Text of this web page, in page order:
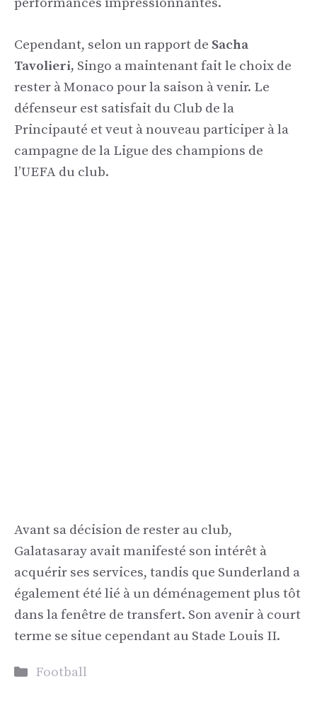
performances impressionnantes.
Cependant, selon un rapport de Sacha
Tavolieri, Singo a maintenant fait le choix de
rester à Monaco pour la saison à venir. Le
défenseur est satisfait du Club de la
Principauté et veut à nouveau participer à la
campagne de la Ligue des champions de
l’UEFA du club.
Avant sa décision de rester au club,
Galatasaray avait manifesté son intérêt à
acquérir ses services, tandis que Sunderland a
également été lié à un déménagement plus tôt
dans la fenêtre de transfert. Son avenir à court
terme se situe cependant au Stade Louis II.
Catégories
Football